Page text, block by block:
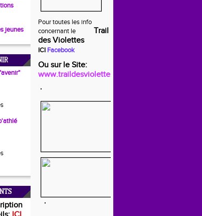
jeunes
Pour toutes les info
concernant le Trail
des Violettes
ICI Facebook
Ou sur le Site:
www.traildesviolettes.fr